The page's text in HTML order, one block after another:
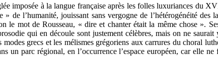
imposée à la langue française après les folles luxuriances du
de l’humanité, jouissant sans vergogne de l’hétérogénéité des
le mot de Rousseau, « dire et chanter était la même chose ».
qui en découle sont justement célèbres, mais on ne
grecs et les mélismes grégoriens aux carrures du choral
un parc régional, en l’occurrence l’espace européen, car elle